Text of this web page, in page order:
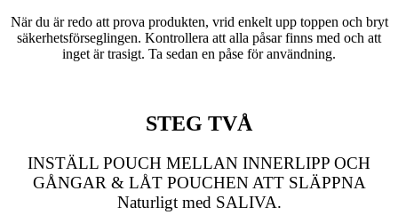
När du är redo att prova produkten, vrid enkelt upp toppen och bryt
säkerhetsförseglingen. Kontrollera att alla påsar finns med och att
inget är trasigt. Ta sedan en påse för användning.
STEG TVÅ
INSTÄLL POUCH MELLAN INNERLIPP OCH
GÅNGAR & LÅT POUCHEN ATT SLÄPPNA
Naturligt med SALIVA.